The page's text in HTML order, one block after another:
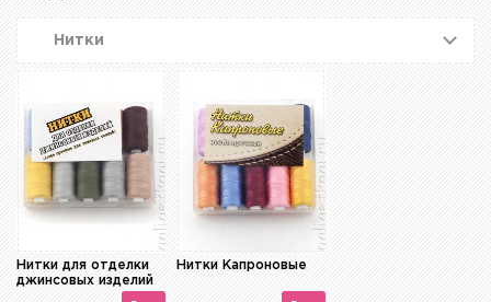
Нитки
Нитки для отделки
джинсовых изделий
Нитки Капроновые